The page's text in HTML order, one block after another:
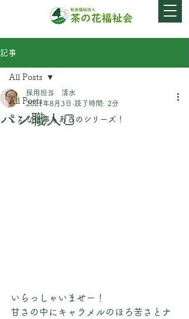
記事
All Posts
こんな仕事もあるのシリーズ！
All Posts
パン職人🍞
採用担当 清水
2021年8月3日 読了時間: 2分
いらっしゃいませー！
甘さの中にキャラメルのほろ苦さとナ